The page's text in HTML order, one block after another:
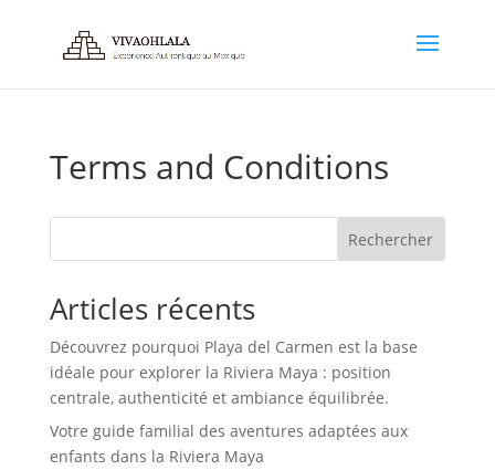
Terms and Conditions
Rechercher
Articles récents
Découvrez pourquoi Playa del Carmen est la base
idéale pour explorer la Riviera Maya : position
centrale, authenticité et ambiance équilibrée.
Votre guide familial des aventures adaptées aux
enfants dans la Riviera Maya